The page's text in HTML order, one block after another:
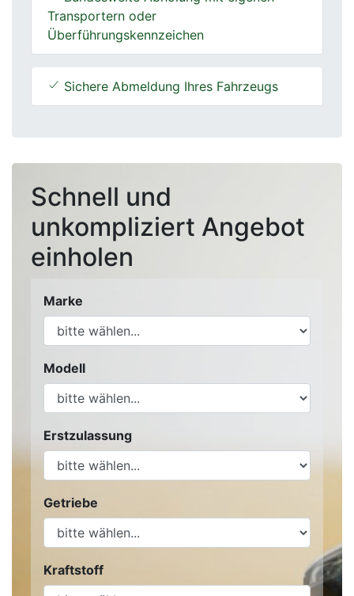
Transportern oder
Überführungskennzeichen
Sichere Abmeldung Ihres Fahrzeugs
Schnell und
unkompliziert Angebot
einholen
Marke
Modell
Erstzulassung
Getriebe
Kraftstoff